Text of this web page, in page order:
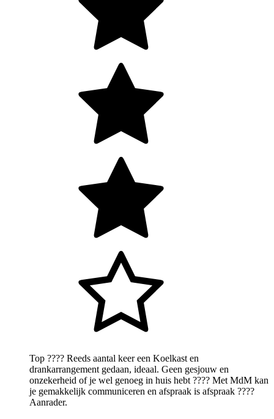
Top ???? Reeds aantal keer een Koelkast en
drankarrangement gedaan, ideaal. Geen gesjouw en
onzekerheid of je wel genoeg in huis hebt ???? Met MdM kan
je gemakkelijk communiceren en afspraak is afspraak ????
Aanrader.